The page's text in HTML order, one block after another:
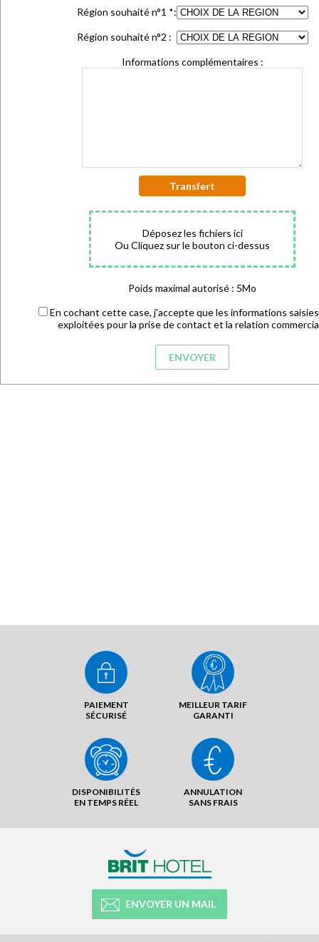
Région souhaité n°1 *:
Région souhaité n°2 :
Informations complémentaires :
Transfert
Déposez les fichiers ici
Ou Cliquez sur le bouton ci-dessus
Poids maximal autorisé : 5Mo
En cochant cette case, j'accepte que les informations
exploitées pour la prise de contact et la relation
PAIEMENT
SÉCURISÉ
MEILLEUR TARIF
GARANTI
DISPONIBILITÉS
EN TEMPS RÉEL
ANNULATION
SANS FRAIS
ENVOYER UN MAIL